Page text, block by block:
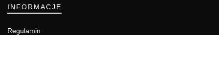
INFORMACJE
Regulamin